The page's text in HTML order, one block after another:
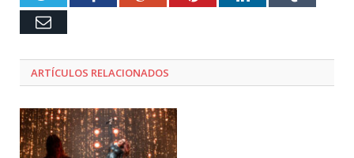
Email
ARTÍCULOS RELACIONADOS